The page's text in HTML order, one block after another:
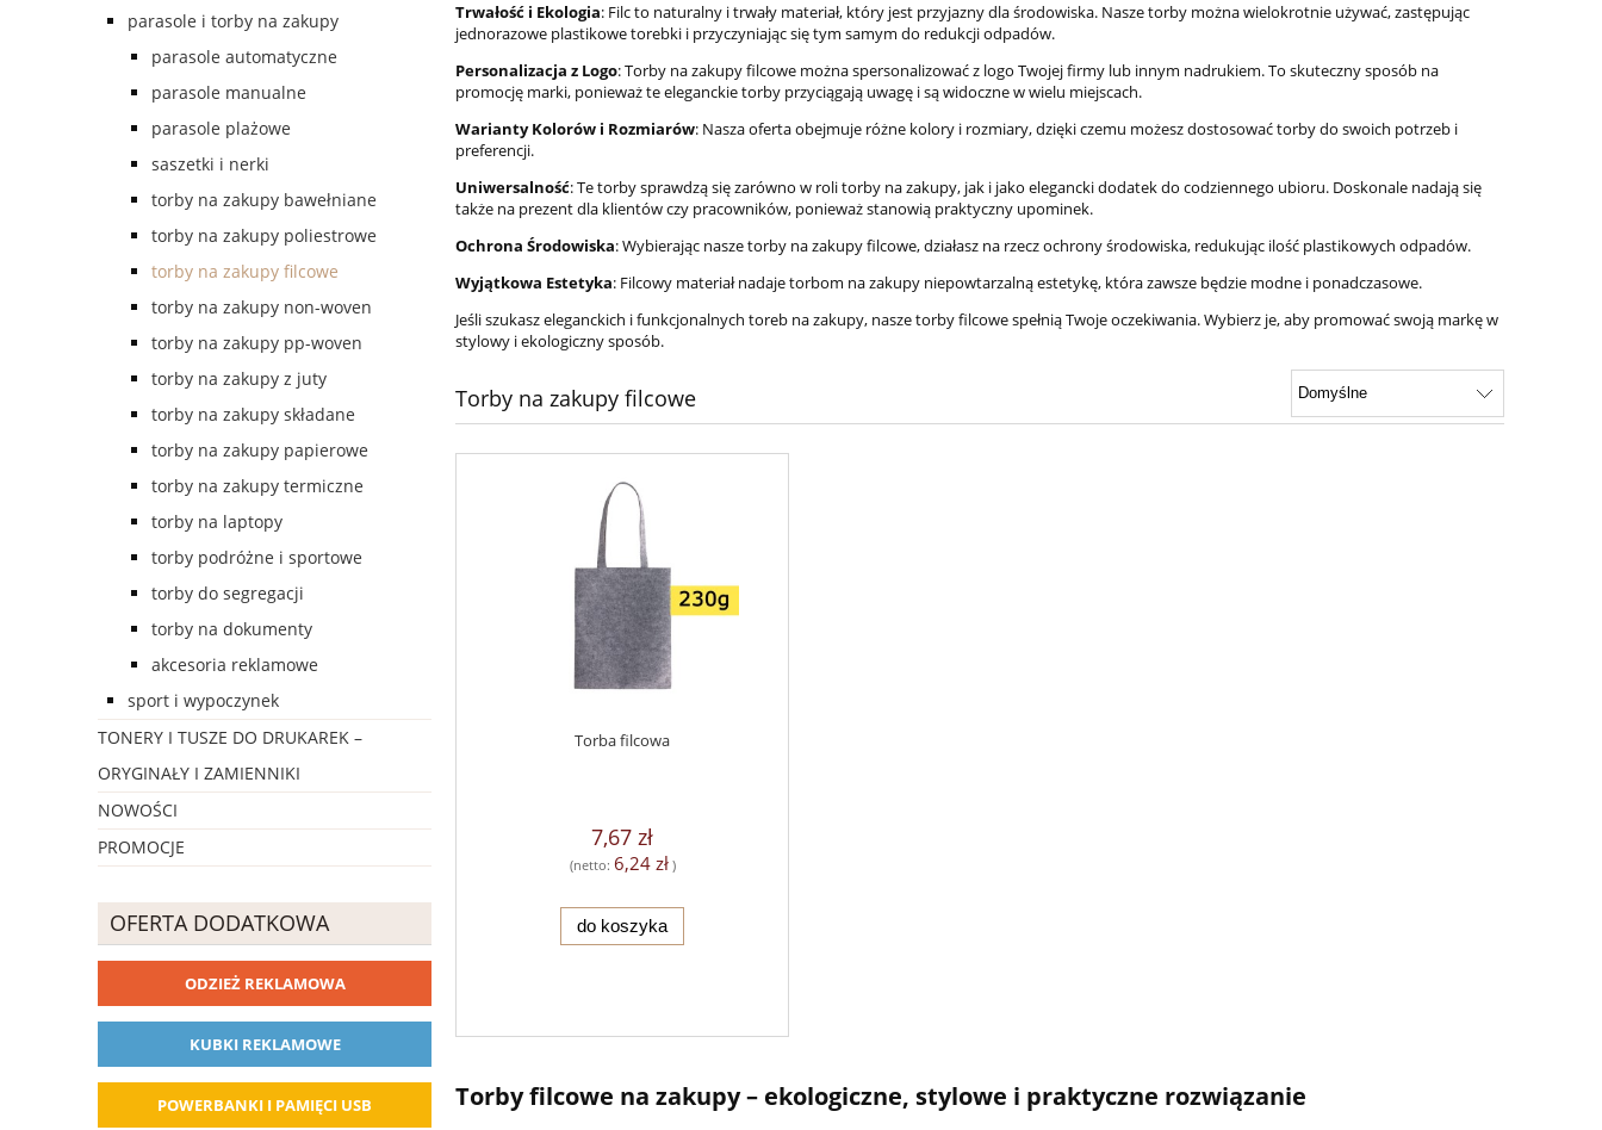
parasole i torby na zakupy
parasole automatyczne
parasole manualne
parasole plażowe
saszetki i nerki
torby na zakupy bawełniane
torby na zakupy poliestrowe
torby na zakupy filcowe
torby na zakupy non-woven
torby na zakupy pp-woven
torby na zakupy z juty
torby na zakupy składane
torby na zakupy papierowe
torby na zakupy termiczne
torby na laptopy
torby podróżne i sportowe
torby do segregacji
torby na dokumenty
akcesoria reklamowe
sport i wypoczynek
TONERY I TUSZE DO DRUKAREK –
ORYGINAŁY I ZAMIENNIKI
NOWOŚCI
PROMOCJE
OFERTA DODATKOWA
ODZIEŻ REKLAMOWA
KUBKI REKLAMOWE
POWERBANKI I PAMIĘCI USB
Trwałość i Ekologia: Filc to naturalny i trwały materiał, który jest przyjazny dla środowiska. Nasze torby można wielokrotnie używać, zastępując
jednorazowe plastikowe torebki i przyczyniając się tym samym do redukcji odpadów.
Personalizacja z Logo: Torby na zakupy filcowe można spersonalizować z logo Twojej firmy lub innym nadrukiem. To skuteczny sposób na
promocję marki, ponieważ te eleganckie torby przyciągają uwagę i są widoczne w wielu miejscach.
Warianty Kolorów i Rozmiarów: Nasza oferta obejmuje różne kolory i rozmiary, dzięki czemu możesz dostosować torby do swoich potrzeb i
preferencji.
Uniwersalność: Te torby sprawdzą się zarówno w roli torby na zakupy, jak i jako elegancki dodatek do codziennego ubioru. Doskonale nadają się
także na prezent dla klientów czy pracowników, ponieważ stanowią praktyczny upominek.
Ochrona Środowiska: Wybierając nasze torby na zakupy filcowe, działasz na rzecz ochrony środowiska, redukując ilość plastikowych odpadów.
Wyjątkowa Estetyka: Filcowy materiał nadaje torbom na zakupy niepowtarzalną estetykę, która zawsze będzie modne i ponadczasowe.
Jeśli szukasz eleganckich i funkcjonalnych toreb na zakupy, nasze torby filcowe spełnią Twoje oczekiwania. Wybierz je, aby promować swoją markę w
stylowy i ekologiczny sposób.
Torby na zakupy filcowe
Torba filcowa
7,67 zł
(netto: 6,24 zł)
do koszyka
Torby filcowe na zakupy – ekologiczne, stylowe i praktyczne rozwiązanie